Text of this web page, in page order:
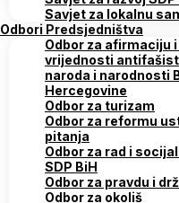
Savjet za lokalnu
Odbori Predsjedništva
Odbor za afirmaciju
vrijednosti
naroda i narodnosti
Hercegovine
Odbor za turizam
Odbor za reformu
pitanja
Odbor za rad i
SDP BiH
Odbor za pravdu i
Odbor za okoliš